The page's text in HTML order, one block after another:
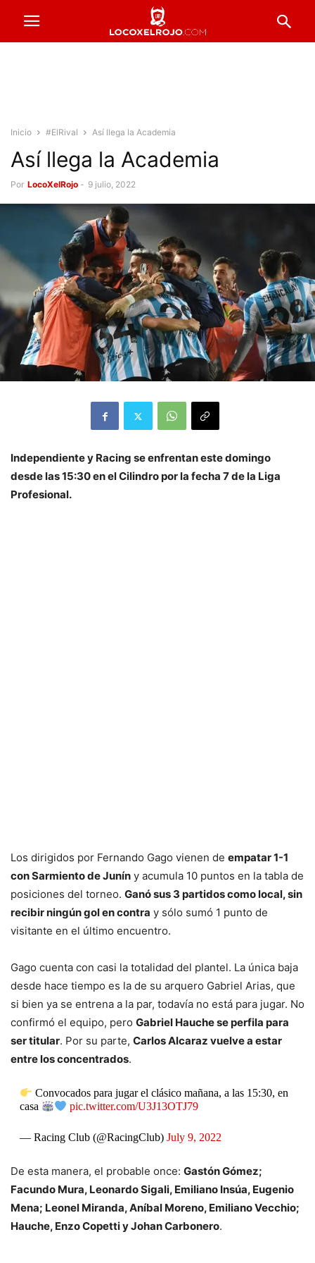
Inicio #ElRival Así llega la Academia
Así llega la Academia
Por LocoXelRojo - 9 julio, 2022
Independiente y Racing se enfrentan este domingo
desde las 15:30 en el Cilindro por la fecha 7 de la Liga
Profesional.
Los dirigidos por Fernando Gago vienen de empatar 1-1
con Sarmiento de Junín y acumula 10 puntos en la tabla de
posiciones del torneo. Ganó sus 3 partidos como local, sin
recibir ningún gol en contra y sólo sumó 1 punto de
visitante en el último encuentro.
Gago cuenta con casi la totalidad del plantel. La única baja
desde hace tiempo es la de su arquero Gabriel Arias, que
si bien ya se entrena a la par, todavía no está para jugar. No
confirmó el equipo, pero Gabriel Hauche se perfila para
ser titular. Por su parte, Carlos Alcaraz vuelve a estar
entre los concentrados.
Convocados para jugar el clásico mañana, a las 15:30, en
casa
pic.twitter.com/U3J13OTJ79
— Racing Club (@RacingClub) July 9, 2022
De esta manera, el probable once: Gastón Gómez;
Facundo Mura, Leonardo Sigali, Emiliano Insúa, Eugenio
Mena; Leonel Miranda, Aníbal Moreno, Emiliano Vecchio;
Hauche, Enzo Copetti y Johan Carbonero.